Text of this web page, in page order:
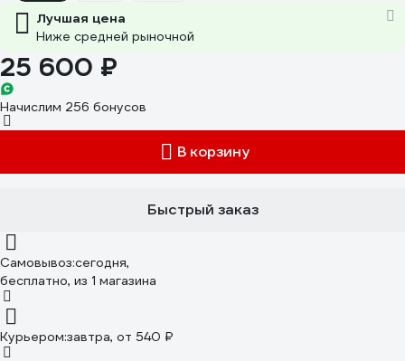
Лучшая цена
Ниже средней рыночной
25 600 ₽
Начислим 256 бонусов
В корзину
Быстрый заказ
Самовывоз:сегодня,
бесплатно, из 1 магазина
Курьером:завтра, от 540 ₽